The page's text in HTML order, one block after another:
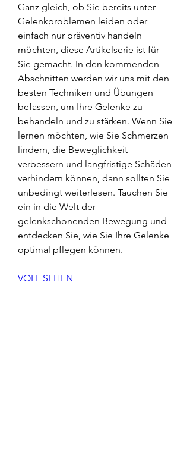
Ganz gleich, ob Sie bereits unter
Gelenkproblemen leiden oder
einfach nur präventiv handeln
möchten, diese Artikelserie ist für
Sie gemacht. In den kommenden
Abschnitten werden wir uns mit den
besten Techniken und Übungen
befassen, um Ihre Gelenke zu
behandeln und zu stärken. Wenn Sie
lernen möchten, wie Sie Schmerzen
lindern, die Beweglichkeit
verbessern und langfristige Schäden
verhindern können, dann sollten Sie
unbedingt weiterlesen. Tauchen Sie
ein in die Welt der
gelenkschonenden Bewegung und
entdecken Sie, wie Sie Ihre Gelenke
optimal pflegen können.
VOLL SEHEN